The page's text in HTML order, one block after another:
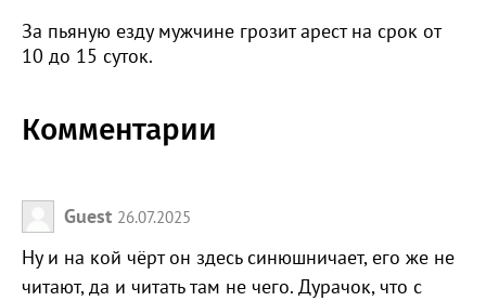
За пьяную езду мужчине грозит арест на срок от
10 до 15 суток.
Комментарии
Guest 26.07.2025
Ну и на кой чёрт он здесь синюшничает, его же не
читают, да и читать там не чего. Дурачок, что с